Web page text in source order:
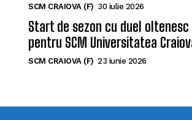
SCM CRAIOVA (F) 30 iulie 2026
Start de sezon cu duel oltenesc
pentru SCM Universitatea
SCM CRAIOVA (F) 23 iunie 2026